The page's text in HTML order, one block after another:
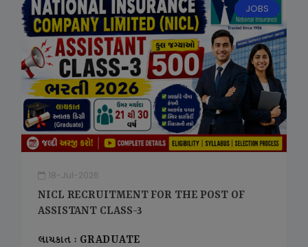
JOBS
18-Jul-2026
NICL RECRUITMENT FOR THE POST OF
ASSISTANT CLASS-3
લાયકાત : GRADUATE